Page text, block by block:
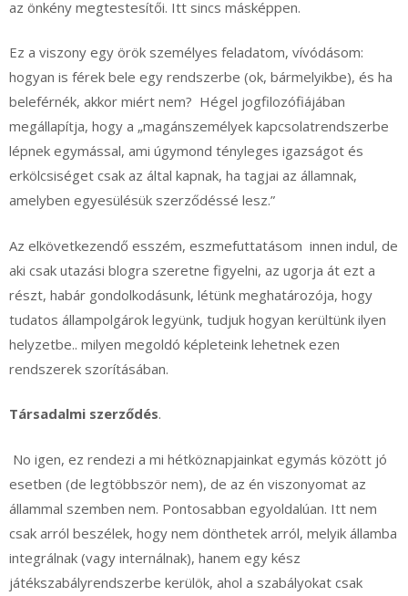
az önkény megtestesítői. Itt sincs másképpen.
Ez a viszony egy örök személyes feladatom, vívódásom:
hogyan is férek bele egy rendszerbe (ok, bármelyikbe), és ha
beleférnék, akkor miért nem? Hégel jogfilozófiájában
megállapítja, hogy a „magánszemélyek kapcsolatrendszerbe
lépnek egymással, ami úgymond tényleges igazságot és
erkölcsiséget csak az által kapnak, ha tagjai az államnak,
amelyben egyesülésük szerződéssé lesz.”
Az elkövetkezendő esszém, eszmefuttatásom innen indul, de
aki csak utazási blogra szeretne figyelni, az ugorja át ezt a
részt, habár gondolkodásunk, létünk meghatározója, hogy
tudatos állampolgárok legyünk, tudjuk hogyan kerültünk ilyen
helyzetbe.. milyen megoldó képleteink lehetnek ezen
rendszerek szorításában.
Társadalmi szerződés.
No igen, ez rendezi a mi hétköznapjainkat egymás között jó
esetben (de legtöbbször nem), de az én viszonyomat az
állammal szemben nem. Pontosabban egyoldalúan. Itt nem
csak arról beszélek, hogy nem dönthetek arról, melyik államba
integrálnak (vagy internálnak), hanem egy kész
játékszabályrendszerbe kerülök, ahol a szabályokat csak